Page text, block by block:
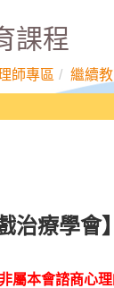
課程
師專區 繼續
治療學會
屬本會諮商心